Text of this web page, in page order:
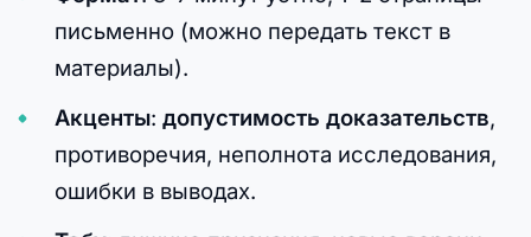
письменно (можно передать текст в
материалы).
Акценты: допустимость доказательств,
противоречия, неполнота исследования,
ошибки в выводах.